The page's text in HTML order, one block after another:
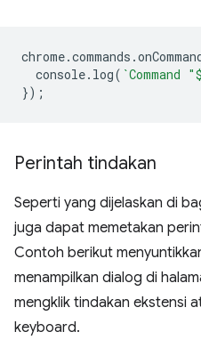
chrome.commands .
console. log( `Command "
});
Perintah tindakan
Seperti yang dijelaskan di
juga dapat memetakan
Contoh berikut
menampilkan dialog di
mengklik tindakan ekstensi
keyboard.